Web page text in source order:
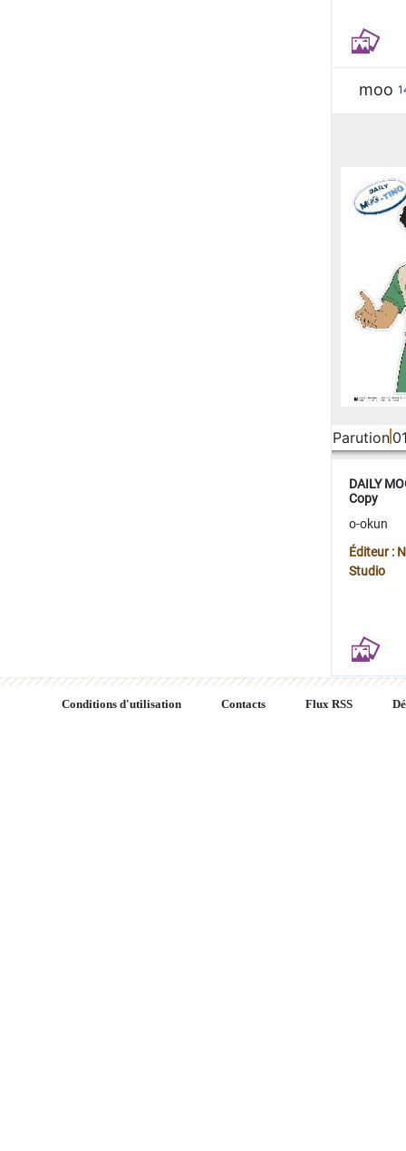
moo
Parution
DAILY
Copy
o-okun
Éditeur :
Studio
Conditions d'utilisation Contacts Flux RSS